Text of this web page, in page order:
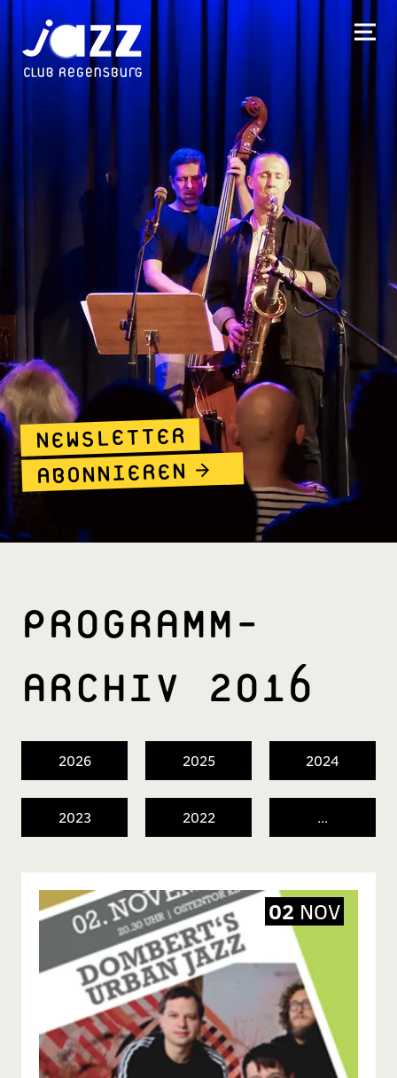
NEWSLETTER
ABONNIEREN
PROGRAMM­
ARCHIV 2016
2026 2025 2024
2023 2022 ...
02 NOV